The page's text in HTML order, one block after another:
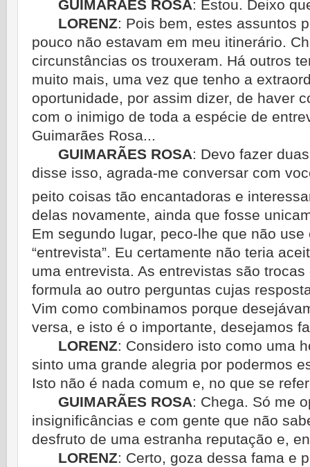
GUIMARÃES ROSA: Estou. Deixo
LORENZ: Pois bem, estes assuntos
pouco não estavam em meu itinerário.
circunstâncias os trouxeram. Há outros
muito mais, uma vez que tenho a
oportunidade, por assim dizer, de haver
com o inimigo de toda a espécie de
Guimarães Rosa...
GUIMARÃES ROSA: Devo fazer
disse isso, agrada-me conversar com
peito coisas tão encantadoras e
delas novamente, ainda que fosse
Em segundo lugar, peco-lhe que não
“entrevista”. Eu certamente não teria
uma entrevista. As entrevistas são
formula ao outro perguntas cujas
Vim como combinamos porque
versa, e isto é o importante, desejamos
LORENZ: Considero isto como uma
sinto uma grande alegria por podermos
Isto não é nada comum e, no que se
GUIMARÃES ROSA: Chega. Só me
insignificâncias e com gente que não
desfruto de uma estranha reputação e,
LORENZ: Certo, goza dessa fama e